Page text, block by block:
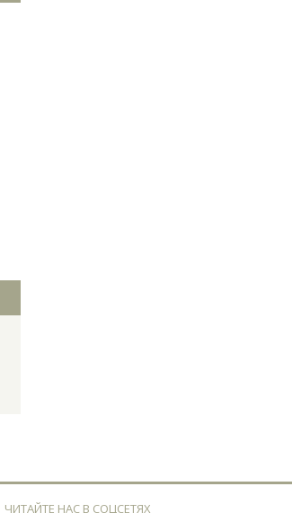
ЧИТАЙТЕ НАС В СОЦСЕТЯХ